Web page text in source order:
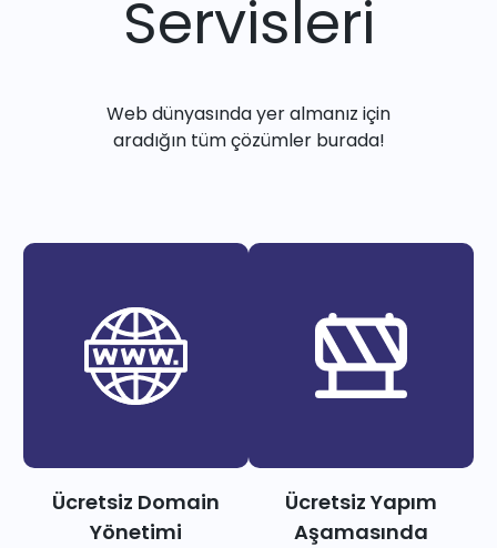
Servisleri
Web dünyasında yer almanız için
aradığın tüm çözümler burada!
Ücretsiz Domain
Yönetimi
Ücretsiz Yapım
Aşamasında